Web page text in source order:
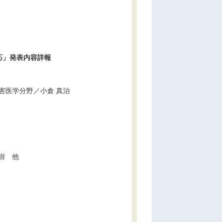
発表内容詳報
医学分野／小倉 真治
樹 他